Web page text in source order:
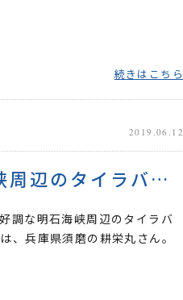
続きはこちら
2019.06.12
今シーズン絶好調な明石海峡周辺のタイラバゲーム
調な明石海峡周辺のタイラバ
、兵庫県須磨の耕栄丸さん。